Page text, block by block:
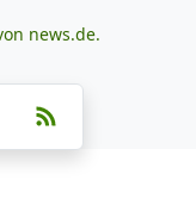
news.de.
auf Telegram
XNewsletter abonnieren